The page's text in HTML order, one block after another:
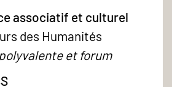
associatif et culturel
des Humanités
et forum